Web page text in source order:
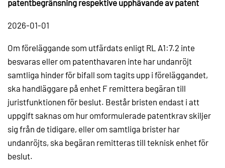
patentbegränsning respektive upphävande av patent
2026-01-01
Om föreläggande som utfärdats enligt RL A1:7.2 inte
besvaras eller om patenthavaren inte har undanröjt
samtliga hinder för bifall som tagits upp i föreläggandet,
ska handläggare på enhet F remittera begäran till
juristfunktionen för beslut. Består bristen endast i att
uppgift saknas om hur omformulerade patentkrav skiljer
sig från de tidigare, eller om samtliga brister har
undanröjts, ska begäran remitteras till teknisk enhet för
beslut.